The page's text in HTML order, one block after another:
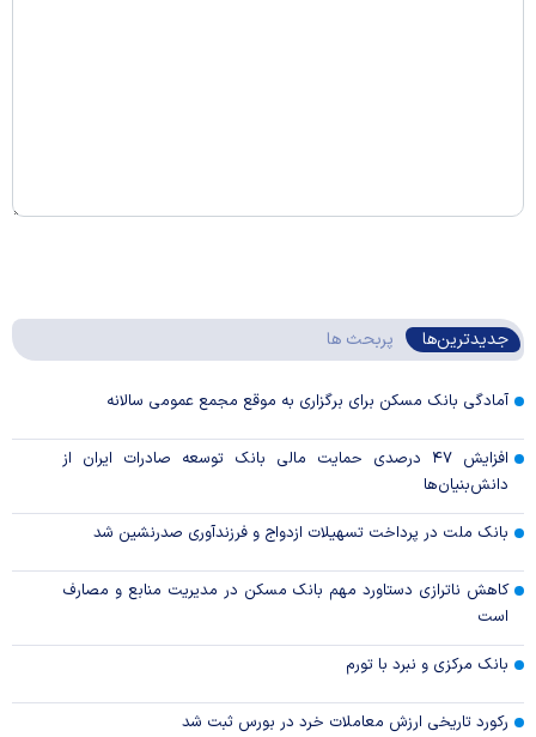
جدیدترین‌ها پربحث ها
آمادگی بانک مسکن برای برگزاری به موقع مجمع عمومی سالانه
افزایش ۴۷ درصدی حمایت مالی بانک توسعه صادرات ایران از
دانش‌بنیان‌ها
بانک ملت در پرداخت تسهیلات ازدواج و فرزندآوری صدرنشین شد
کاهش ناترازی دستاورد مهم بانک مسکن در مدیریت منابع و مصارف
است
بانک مرکزی و نبرد با تورم
رکورد تاریخی ارزش معاملات خرد در بورس ثبت شد